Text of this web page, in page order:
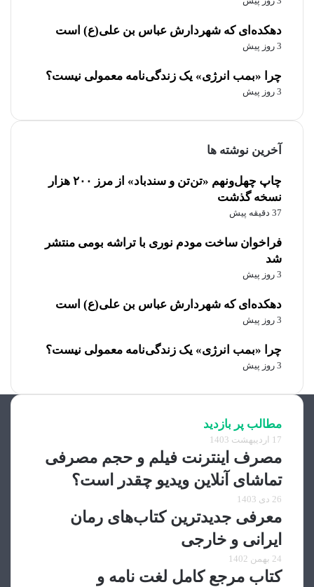
دهکده‌ای که شهردارش عباس بن علی(ع) است
3 روز پیش
چرا «بمب انرژی» یک زندگی‌نامه معمولی نیست؟
3 روز پیش
آخرین نوشته ها
چاپ چهل‌ونهم «تن‌تن و سندباد» از مرز ۲۰۰ هزار
نسخه گذشت
37 دقیقه پیش
فراخوان ساخت مودم نوری با تراشه بومی منتشر
شد
3 روز پیش
دهکده‌ای که شهردارش عباس بن علی(ع) است
3 روز پیش
چرا «بمب انرژی» یک زندگی‌نامه معمولی نیست؟
3 روز پیش
مطالب پر بازدید
17 اردیبهشت 1403
مصرف اینترنت فیلم و حجم مصرفی
تماشای آنلاین ویدیو چقدر است؟
26 دی 1403
معرفی جدیدترین کتاب‌های رمان
ایرانی و خارجی
24 بهمن 1402
کتاب مرجع کامل لغت نامه و